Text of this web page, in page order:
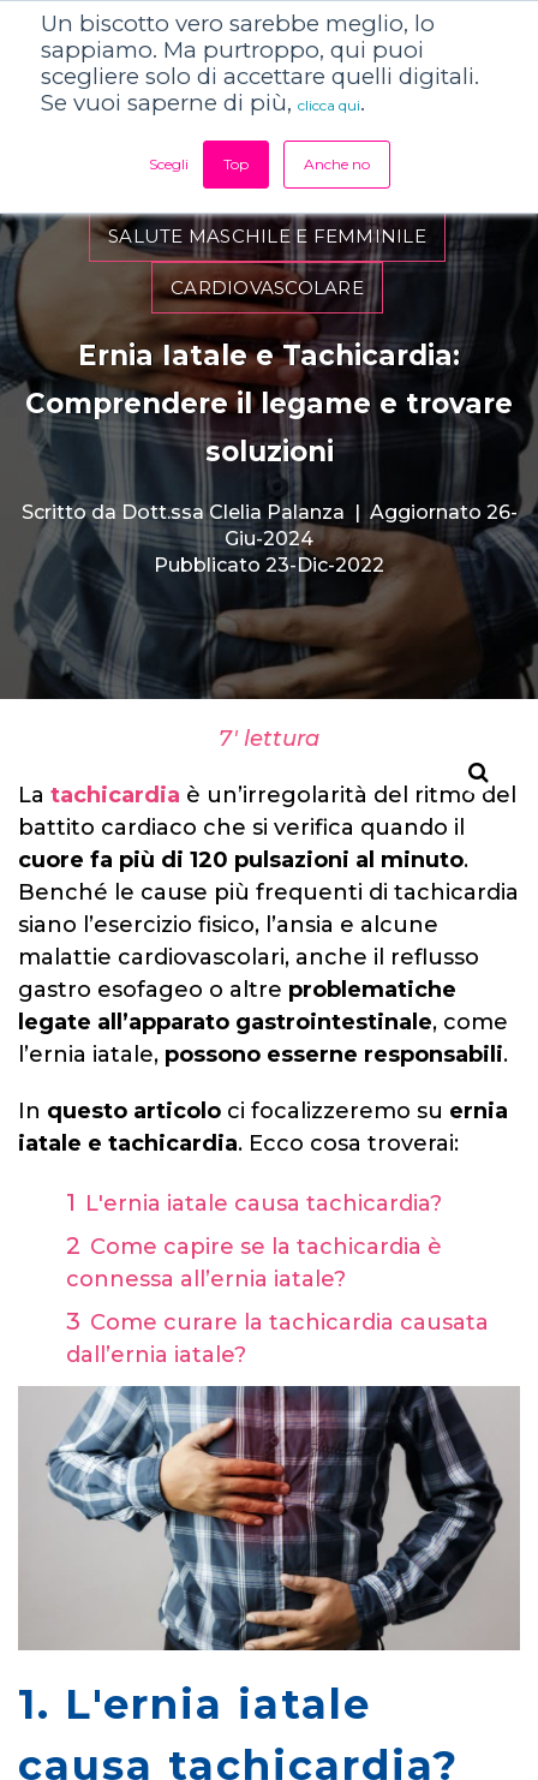
Un biscotto vero sarebbe meglio, lo
sappiamo. Ma purtroppo, qui puoi
scegliere solo di accettare quelli digitali.
Se vuoi saperne di più, clicca qui.
Scegli Top Anche no
SALUTE MASCHILE E FEMMINILE
CARDIOVASCOLARE
Ernia Iatale e Tachicardia:
Comprendere il legame e trovare
soluzioni
Scritto da Dott.ssa Clelia Palanza | Aggiornato 26-
Giu-2024
Pubblicato 23-Dic-2022
7' lettura
La tachicardia è un’irregolarità del ritmo del
battito cardiaco che si verifica quando il
cuore fa più di 120 pulsazioni al minuto.
Benché le cause più frequenti di tachicardia
siano l’esercizio fisico, l’ansia e alcune
malattie cardiovascolari, anche il reflusso
gastro esofageo o altre problematiche
legate all’apparato gastrointestinale, come
l’ernia iatale, possono esserne responsabili.
In questo articolo ci focalizzeremo su ernia
iatale e tachicardia. Ecco cosa troverai:
L'ernia iatale causa tachicardia?
Come capire se la tachicardia è
connessa all’ernia iatale?
Come curare la tachicardia causata
dall’ernia iatale?
1. L'ernia iatale
causa tachicardia?